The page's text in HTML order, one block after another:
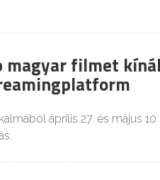
magyar filmet
április 27. és május